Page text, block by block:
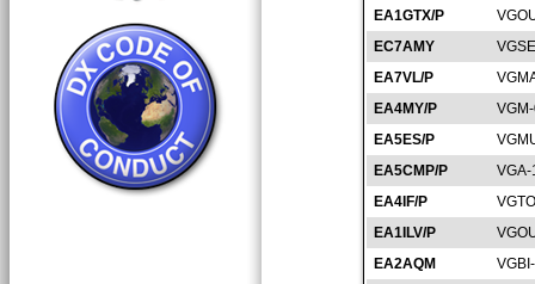
EA1GTX/P
EC7AMY
EA7VL/P
EA4MY/P
EA5ES/P
EA5CMP/P
VGA-
EA4IF/P
EA1ILV/P
EA2AQM